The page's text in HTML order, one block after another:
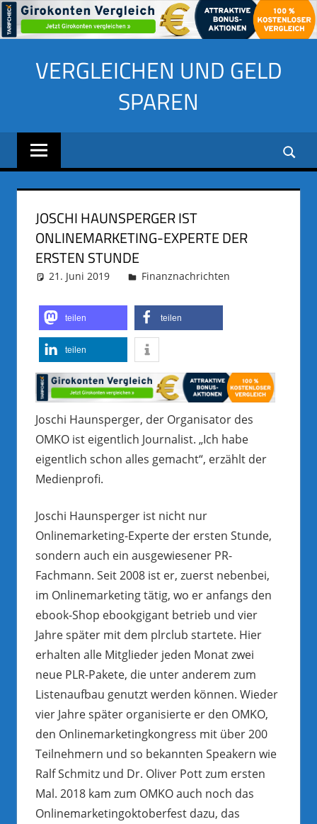
VERGLEICHEN UND GELD
SPAREN
JOSCHI HAUNSPERGER IST
ONLINEMARKETING-EXPERTE DER
ERSTEN STUNDE
21. Juni 2019 adminus
Finanznachrichten
teilen teilen
teilen
Joschi Haunsperger, der Organisator des
OMKO ist eigentlich Journalist. „Ich habe
eigentlich schon alles gemacht“, erzählt der
Medienprofi.
Joschi Haunsperger ist nicht nur
Onlinemarketing-Experte der ersten Stunde,
sondern auch ein ausgewiesener PR-
Fachmann. Seit 2008 ist er, zuerst nebenbei,
im Onlinemarketing tätig, wo er anfangs den
ebook-Shop ebookgigant betrieb und vier
Jahre später mit dem plrclub startete. Hier
erhalten alle Mitglieder jeden Monat zwei
neue PLR-Pakete, die unter anderem zum
Listenaufbau genutzt werden können. Wieder
vier Jahre später organisierte er den OMKO,
den Onlinemarketingkongress mit über 200
Teilnehmern und so bekannten Speakern wie
Ralf Schmitz und Dr. Oliver Pott zum ersten
Mal. 2018 kam zum OMKO auch noch das
Onlinemarketingoktoberfest dazu, das